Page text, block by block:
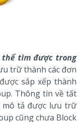
thể tìm được trong
trữ thành các đơn
sắp xếp thành
Thông tin về tất
mô tả được lưu trữ
cũng chưa Block